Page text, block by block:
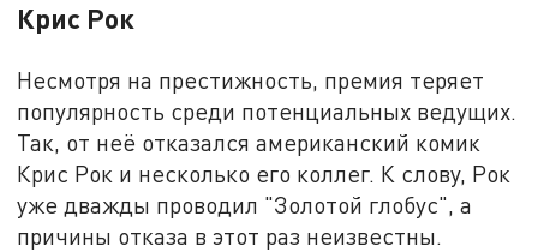
Крис Рок
Несмотря на престижность, премия теряет
популярность среди потенциальных ведущих.
Так, от неё отказался американский комик
Крис Рок и несколько его коллег. К слову, Рок
уже дважды проводил "Золотой глобус", а
причины отказа в этот раз неизвестны.